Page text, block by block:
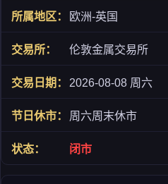
欧洲-英国
伦敦金属交易所
2026-08-08 周六
周六周末休市
闭市